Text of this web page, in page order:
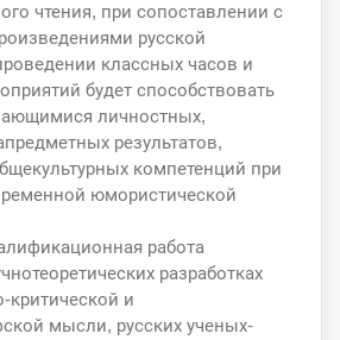
чтения, при сопоставлении с
русской
классных часов и
будет способствовать
личностных,
результатов,
компетенций при
юмористической
работа
разработках
критической и
мысли, русских ученых-